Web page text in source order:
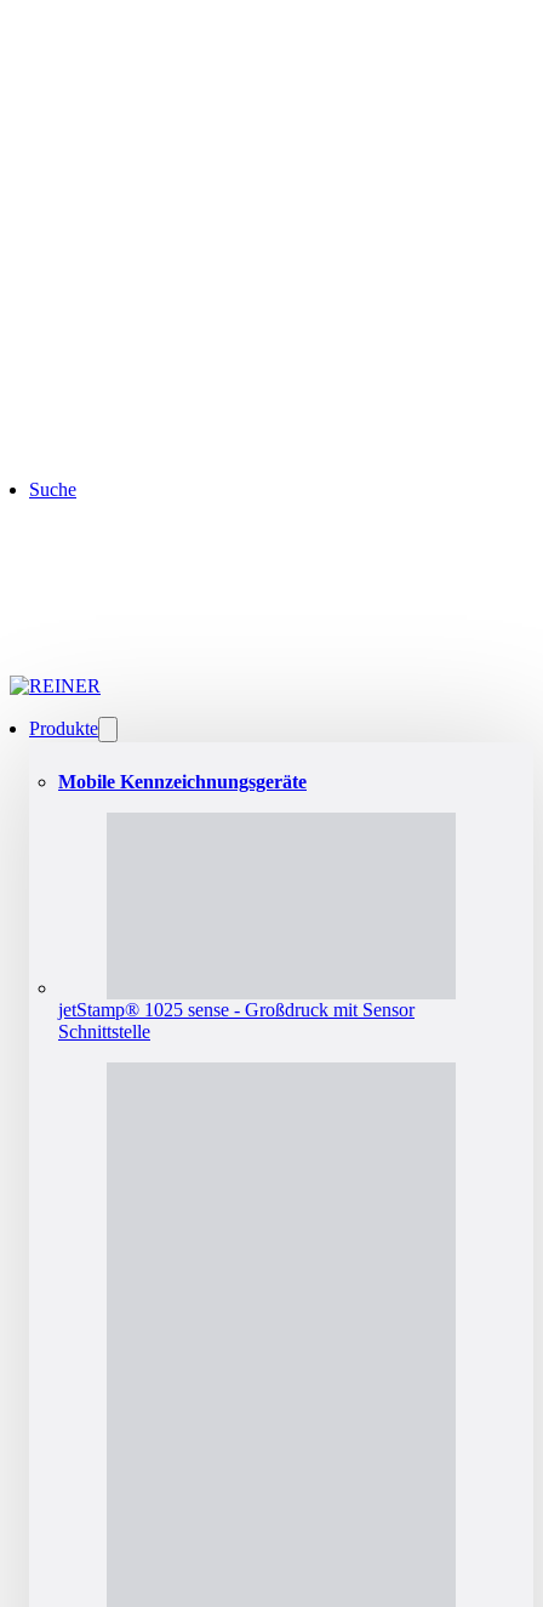
Suche
Produkte
Mobile Kennzeichnungsgeräte
jetStamp® 1025 sense - Großdruck mit Sensor
Schnittstelle